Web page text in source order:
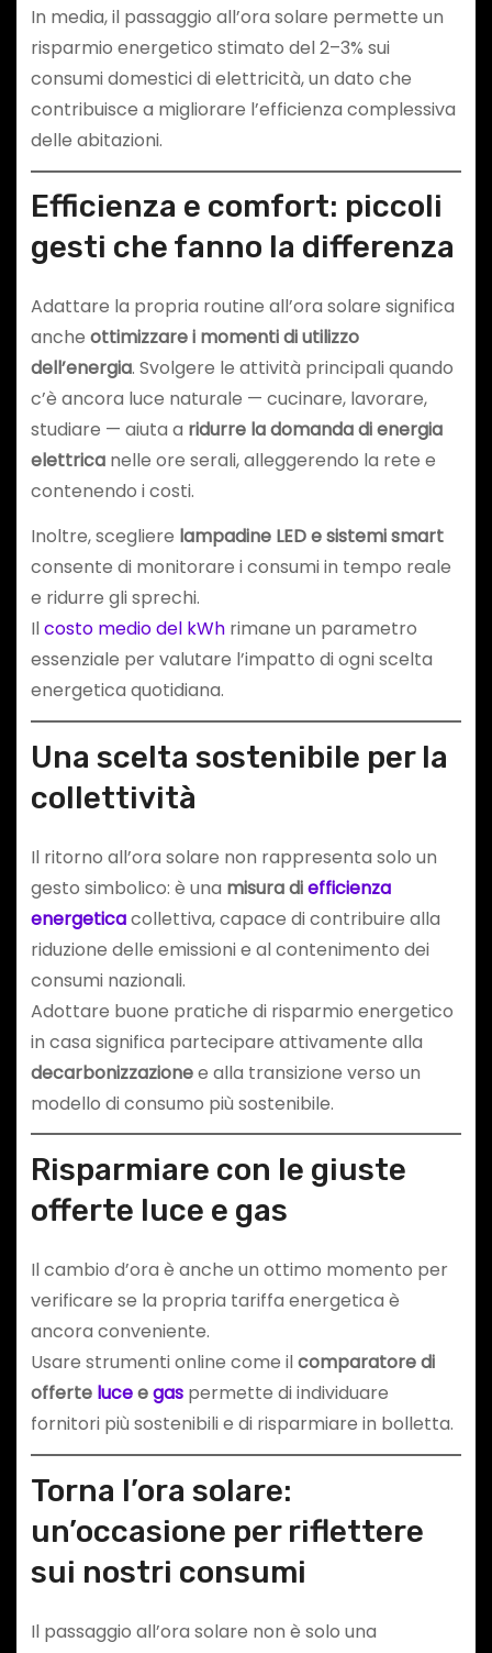
In media, il passaggio all’ora solare permette un
risparmio energetico stimato del 2–3% sui
consumi domestici di elettricità, un dato che
contribuisce a migliorare l’efficienza complessiva
delle abitazioni.
Efficienza e comfort: piccoli
gesti che fanno la differenza
Adattare la propria routine all’ora solare significa
anche ottimizzare i momenti di utilizzo
dell’energia. Svolgere le attività principali quando
c’è ancora luce naturale — cucinare, lavorare,
studiare — aiuta a ridurre la domanda di energia
elettricanelle ore serali, alleggerendo la rete e
contenendo i costi.
Inoltre, scegliere lampadine LED e sistemi smart
consente di monitorare i consumi in tempo reale
e ridurre gli sprechi.
Ilcosto medio del kWhrimane un parametro
essenziale per valutare l’impatto di ogni scelta
energetica quotidiana.
Una scelta sostenibile per la
collettività
Il ritorno all’ora solare non rappresenta solo un
gesto simbolico: è una misura diefficienza
energeticacollettiva, capace di contribuire alla
riduzione delle emissioni e al contenimento dei
consumi nazionali.
Adottare buone pratiche di risparmio energetico
in casa significa partecipare attivamente alla
decarbonizzazionee alla transizione verso un
modello di consumo più sostenibile.
Risparmiare con le giuste
offerte luce e gas
Il cambio d’ora è anche un ottimo momento per
verificare se la propria tariffa energetica è
ancora conveniente.
Usare strumenti online come ilcomparatore di
offerte luceegaspermette di individuare
fornitori più sostenibili e di risparmiare in bolletta.
Torna l’ora solare:
un’occasione per riflettere
sui nostri consumi
Il passaggio all’ora solare non è solo una